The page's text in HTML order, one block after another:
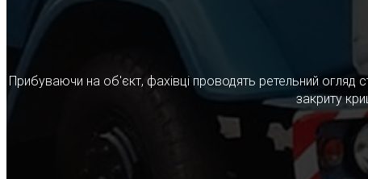
Прибуваючи на об'єкт, фахівці проводять ретельний огляд
закриту